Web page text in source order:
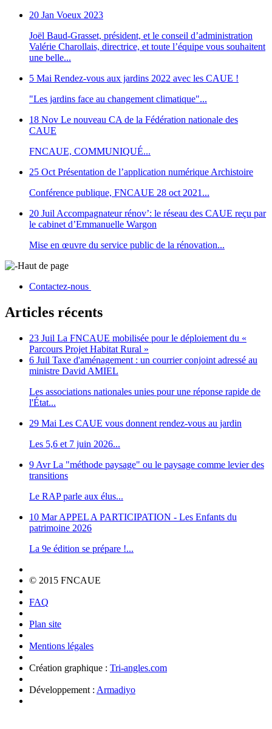
20 Jan Voeux 2023
Joël Baud-Grasset, président, et le conseil d’administration
Valérie Charollais, directrice, et toute l’équipe vous souhaitent
une belle...
5 Mai Rendez-vous aux jardins 2022 avec les CAUE !
"Les jardins face au changement climatique"...
18 Nov Le nouveau CA de la Fédération nationale des
CAUE
FNCAUE, COMMUNIQUÉ...
25 Oct Présentation de l’application numérique Archistoire
Conférence publique, FNCAUE 28 oct 2021...
20 Juil Accompagnateur rénov’: le réseau des CAUE reçu par
le cabinet d’Emmanuelle Wargon
Mise en œuvre du service public de la rénovation...
Haut de page
Contactez-nous
Articles récents
23 Juil La FNCAUE mobilisée pour le déploiement du «
Parcours Projet Habitat Rural »
6 Juil Taxe d'aménagement : un courrier conjoint adressé au
ministre David AMIEL
Les associations nationales unies pour une réponse rapide de
l'État...
29 Mai Les CAUE vous donnent rendez-vous au jardin
Les 5,6 et 7 juin 2026...
9 Avr La "méthode paysage" ou le paysage comme levier des
transitions
Le RAP parle aux élus...
10 Mar APPEL A PARTICIPATION - Les Enfants du
patrimoine 2026
La 9e édition se prépare !...
© 2015 FNCAUE
FAQ
Plan site
Mentions légales
Création graphique : Tri-angles.com
Développement : Armadiyo